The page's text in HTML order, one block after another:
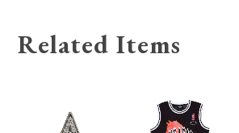
Related Items